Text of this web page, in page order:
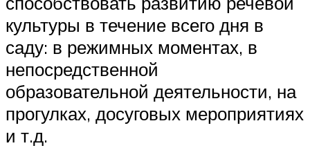
культуры в течение всего дня в
саду: в режимных моментах, в
непосредственной
образовательной деятельности, на
прогулках, досуговых мероприятиях
и т.д.